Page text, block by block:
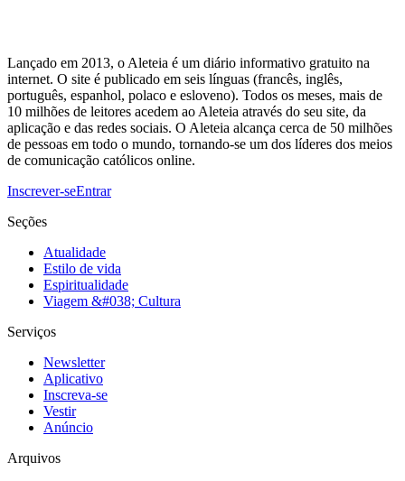
Lançado em 2013, o Aleteia é um diário informativo gratuito na
internet. O site é publicado em seis línguas (francês, inglês,
português, espanhol, polaco e esloveno). Todos os meses, mais de
10 milhões de leitores acedem ao Aleteia através do seu site, da
aplicação e das redes sociais. O Aleteia alcança cerca de 50 milhões
de pessoas em todo o mundo, tornando-se um dos líderes dos meios
de comunicação católicos online.
Inscrever-seEntrar
Seções
Atualidade
Estilo de vida
Espiritualidade
Viagem &#038; Cultura
Serviços
Newsletter
Aplicativo
Inscreva-se
Vestir
Anúncio
Arquivos